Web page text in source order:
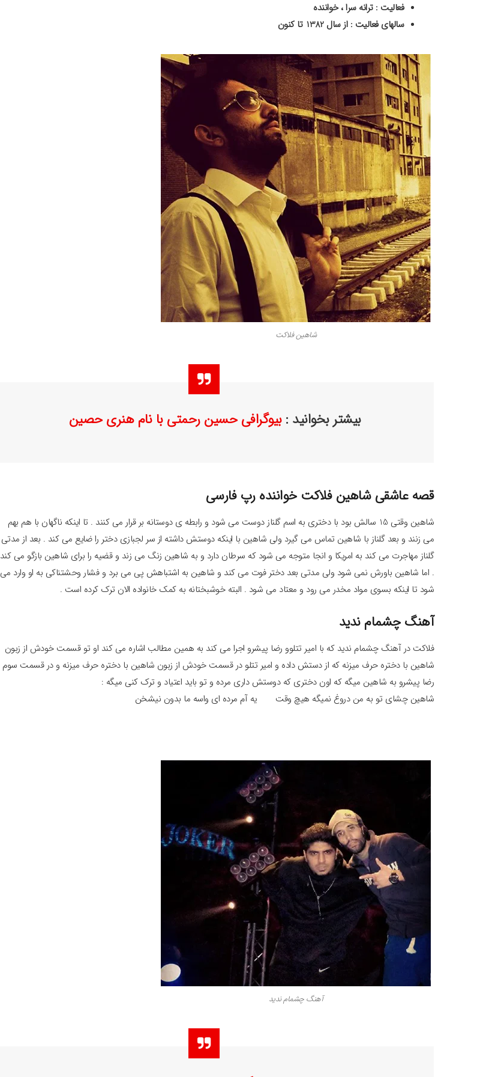
فعالیت : ترانه سرا ، خواننده
سالهای فعالیت : از سال 1382 تا کنون
شاهین فلاکت
بیشتر بخوانید :بیوگرافی حسین رحمتی با نام هنری حصین
قصه عاشقی شاهین فلاکت خواننده رپ فارسی
شاهین وقتی 15 سالش بود با دختری به اسم گلناز دوست می شود و رابطه ی دوستانه بر قرار می کنند . تا اینکه ناگهان با هم بهم
می زنند و بعد گلناز با شاهین تماس می گیرد ولی شاهین با اینکه دوستش داشته از سر لجبازی دختر را ضایع می کند . بعد از مدتی
گلناز مهاجرت می کند به امریکا و انجا متوجه می شود که سرطان دارد و به شاهین زنگ می زند و قضیه را برای شاهین بازگو می کند
. اما شاهین باورش نمی شود ولی مدتی بعد دختر فوت می کند و شاهین به اشتباهش پی می برد و فشار وحشتناکی به او وارد می
شود تا اینکه بسوی مواد مخدر می رود و معتاد می شود . البته خوشبختانه به کمک خانواده الان ترک کرده است .
آهنگ چشمام ندید
فلاکت در آهنگ چشمام ندید که با امیر تتلوو رضا پیشرو اجرا می کند به همین مطالب اشاره می کند او تو قسمت خودش از زبون
شاهین با دختره حرف میزنه که از دستش داده و امیر تتلو در قسمت خودش از زبون شاهین با دختره حرف میزنه و در قسمت سوم
رضا پیشرو به شاهین میگه که اون دختری که دوستش داری مرده و تو باید اعتیاد و ترک کنی میگه :
شاهین چشای تو به من دروغ نمیگه هیچ وقت یه آم مرده ای واسه ما بدون نیشخن
آهنگ چشمام ندید